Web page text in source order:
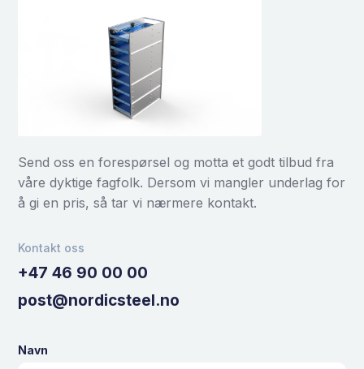
Send oss en forespørsel og motta et godt tilbud fra
våre dyktige fagfolk. Dersom vi mangler underlag for
å gi en pris, så tar vi nærmere kontakt.
Kontakt oss
+47 46 90 00 00
post@nordicsteel.no
Navn